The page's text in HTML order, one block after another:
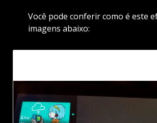
Você pode conferir como é este
imagens abaixo: